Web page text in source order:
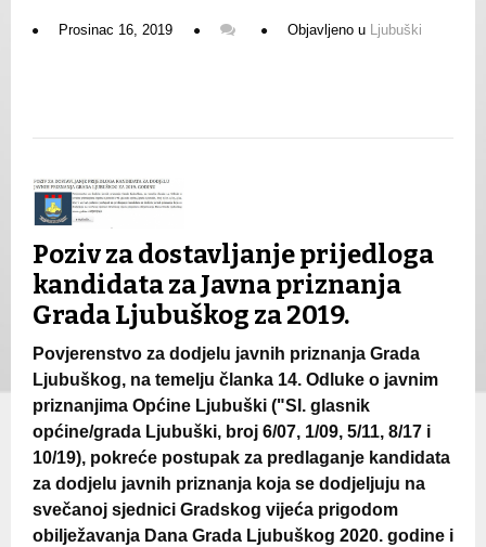
Prosinac 16, 2019 Objavljeno u Ljubuški
Poziv za dostavljanje prijedloga
kandidata za Javna priznanja
Grada Ljubuškog za 2019.
Povjerenstvo za dodjelu javnih priznanja Grada
Ljubuškog, na temelju članka 14. Odluke o javnim
priznanjima Općine Ljubuški ("Sl. glasnik
općine/grada Ljubuški, broj 6/07, 1/09, 5/11, 8/17 i
10/19), pokreće postupak za predlaganje kandidata
za dodjelu javnih priznanja koja se dodjeljuju na
svečanoj sjednici Gradskog vijeća prigodom
obilježavanja Dana Grada Ljubuškog 2020. godine i